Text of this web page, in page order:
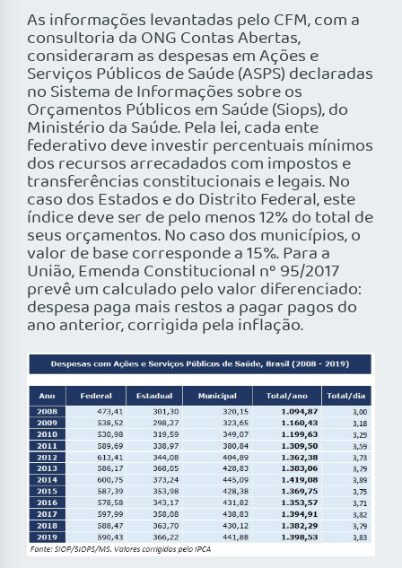
As informações levantadas pelo CFM, com a
consultoria da ONG Contas Abertas,
consideraram as despesas em Ações e
Serviços Públicos de Saúde (ASPS) declaradas
no Sistema de Informações sobre os
Orçamentos Públicos em Saúde (Siops), do
Ministério da Saúde. Pela lei, cada ente
federativo deve investir percentuais mínimos
dos recursos arrecadados com impostos e
transferências constitucionais e legais. No
caso dos Estados e do Distrito Federal, este
índice deve ser de pelo menos 12% do total de
seus orçamentos. No caso dos municípios, o
valor de base corresponde a 15%. Para a
União, Emenda Constitucional nº 95/2017
prevê um calculado pelo valor diferenciado:
despesa paga mais restos a pagar pagos do
ano anterior, corrigida pela inflação.